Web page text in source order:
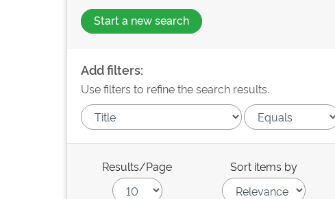
Start a new search
Add filters:
Use filters to refine the search results.
Results/Page Sort items by